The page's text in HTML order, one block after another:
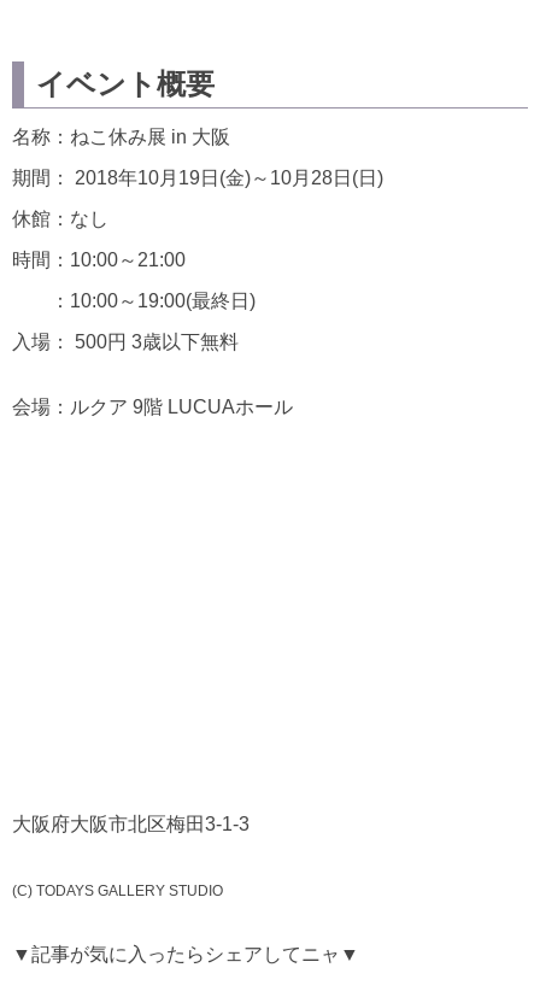
イベント概要
名称：ねこ休み展 in 大阪
期間： 2018年10月19日(金)～10月28日(日)
休館：なし
時間：10:00～21:00
：10:00～19:00(最終日)
入場： 500円 3歳以下無料
会場：ルクア 9階 LUCUAホール
大阪府大阪市北区梅田3-1-3
(C) TODAYS GALLERY STUDIO
▼記事が気に入ったらシェアしてニャ▼